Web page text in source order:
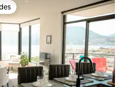
más destacados